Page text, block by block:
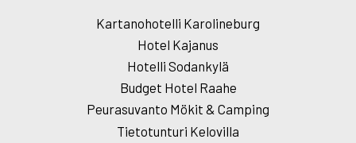
Kartanohotelli Karolineburg
Hotel Kajanus
Hotelli Sodankylä
Budget Hotel Raahe
Peurasuvanto Mökit & Camping
Tietotunturi Kelovilla